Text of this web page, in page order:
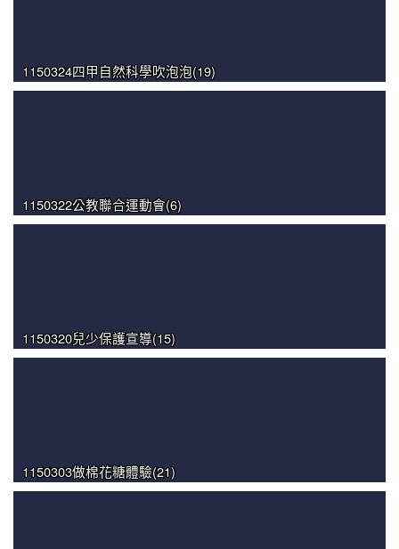
1150324四甲自然科學吹泡泡(19)
1150322公教聯合運動會(6)
1150320兒少保護宣導(15)
1150303做棉花糖體驗(21)